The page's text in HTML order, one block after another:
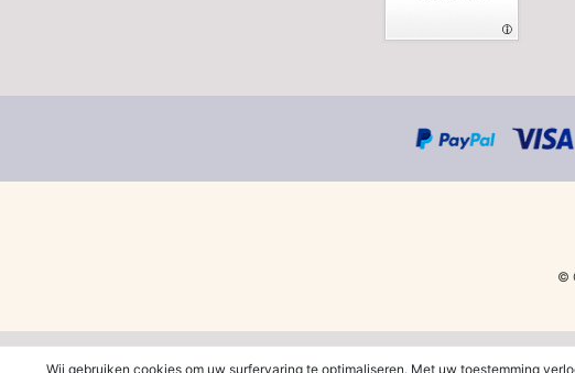
©
Wij gebruiken cookies om uw surfervaring te optimaliseren. Met uw toestemming